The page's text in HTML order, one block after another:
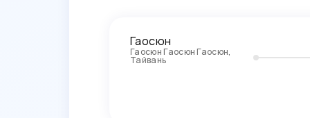
Гаосюн
Гаосюн Гаосюн Гаосюн,
Тайвань